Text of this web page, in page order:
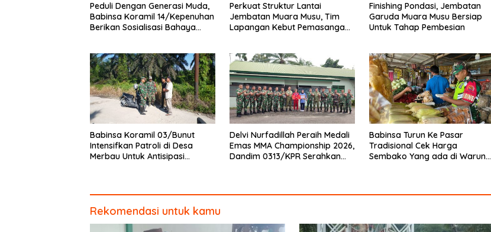
Peduli Dengan Generasi Muda,
Babinsa Koramil 14/Kepenuhan
Berikan Sosialisasi Bahaya
Perkuat Struktur Lantai
Jembatan Muara Musu, Tim
Lapangan Kebut Pemasangan
Finishing Pondasi, Jembatan
Garuda Muara Musu Bersiap
Untuk Tahap Pembesian
Babinsa Koramil 03/Bunut
Intensifkan Patroli di Desa
Merbau Untuk Antisipasi
Delvi Nurfadillah Peraih Medali
Emas MMA Championship 2026,
Dandim 0313/KPR Serahkan
Babinsa Turun Ke Pasar
Tradisional Cek Harga
Sembako Yang ada di Warung
Rekomendasi untuk kamu